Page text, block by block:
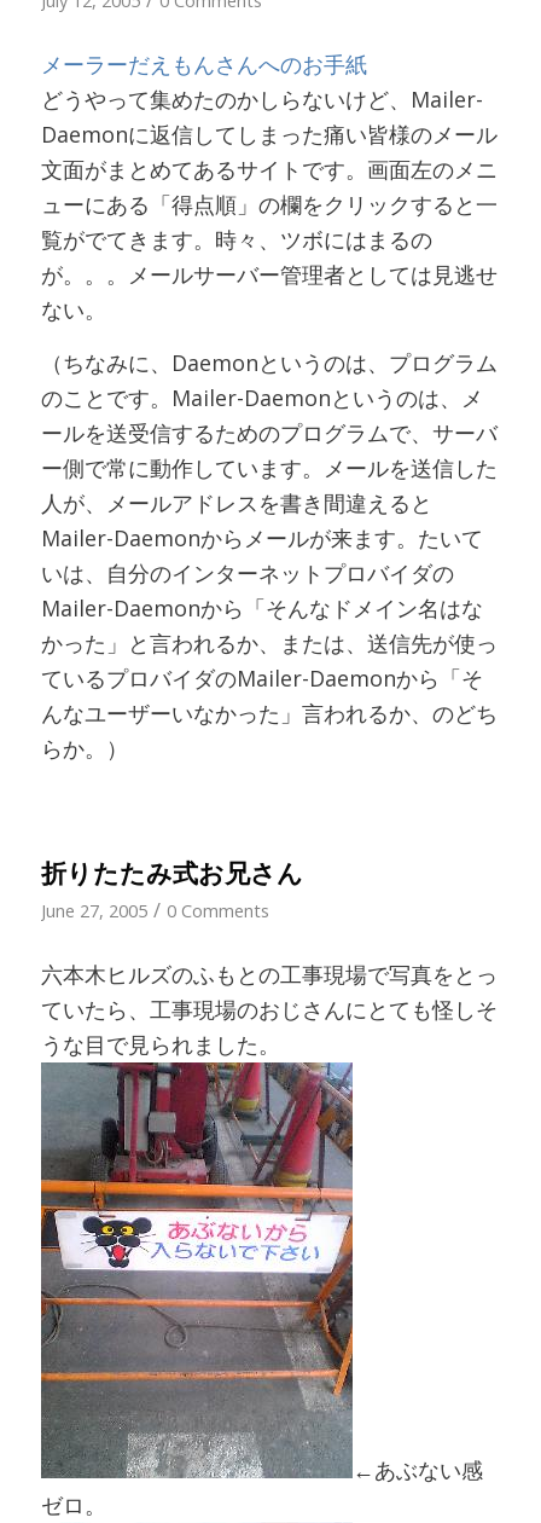
メーラーだえもんさんへのお手紙
どうやって集めたのかしらないけど、Mailer-
Daemonに返信してしまった痛い皆様のメール
文面がまとめてあるサイトです。画面左のメニ
ューにある「得点順」の欄をクリックすると一
覧がでてきます。時々、ツボにはまるの
が。。。メールサーバー管理者としては見逃せ
ない。
（ちなみに、Daemonというのは、プログラム
のことです。Mailer-Daemonというのは、メ
ールを送受信するためのプログラムで、サーバ
ー側で常に動作しています。メールを送信した
人が、メールアドレスを書き間違えると
Mailer-Daemonからメールが来ます。たいて
いは、自分のインターネットプロバイダの
Mailer-Daemonから「そんなドメイン名はな
かった」と言われるか、または、送信先が使っ
ているプロバイダのMailer-Daemonから「そ
んなユーザーいなかった」言われるか、のどち
らか。）
折りたたみ式お兄さん
June 27, 2005 / 0 Comments
六本木ヒルズのふもとの工事現場で写真をとっ
ていたら、工事現場のおじさんにとても怪しそ
うな目で見られました。
←あぶない感
ゼロ。